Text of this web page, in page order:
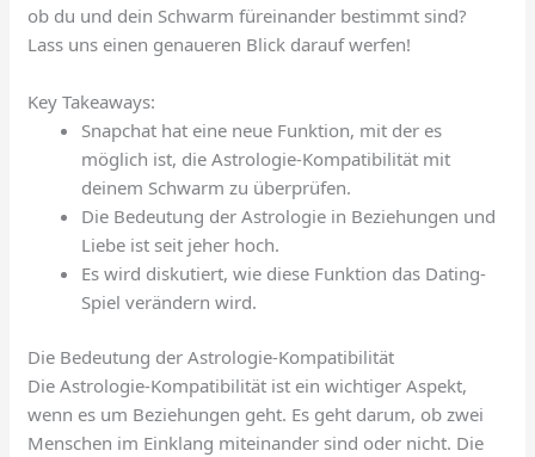
ob du und dein Schwarm füreinander bestimmt sind?
Lass uns einen genaueren Blick darauf werfen!
Key Takeaways:
Snapchat hat eine neue Funktion, mit der es
möglich ist, die Astrologie-Kompatibilität mit
deinem Schwarm zu überprüfen.
Die Bedeutung der Astrologie in Beziehungen und
Liebe ist seit jeher hoch.
Es wird diskutiert, wie diese Funktion das Dating-
Spiel verändern wird.
Die Bedeutung der Astrologie-Kompatibilität
Die Astrologie-Kompatibilität ist ein wichtiger Aspekt,
wenn es um Beziehungen geht. Es geht darum, ob zwei
Menschen im Einklang miteinander sind oder nicht. Die